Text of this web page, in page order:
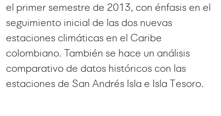
el primer semestre de 2013, con énfasis en el
seguimiento inicial de las dos nuevas
estaciones climáticas en el Caribe
colombiano. También se hace un análisis
comparativo de datos históricos con las
estaciones de San Andrés Isla e Isla Tesoro.